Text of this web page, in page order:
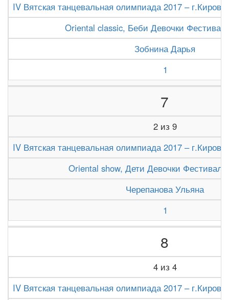
IV Вятская танцевальная олимпиада 2017 – г.Киров
Oriental classic, Беби Девочки
Зобнина Дарья
1
7
2 из 9
IV Вятская танцевальная олимпиада 2017 – г.Киров
Oriental show, Дети Девочки Фестиваль
Черепанова Ульяна
1
8
4 из 4
IV Вятская танцевальная олимпиада 2017 – г.Киров